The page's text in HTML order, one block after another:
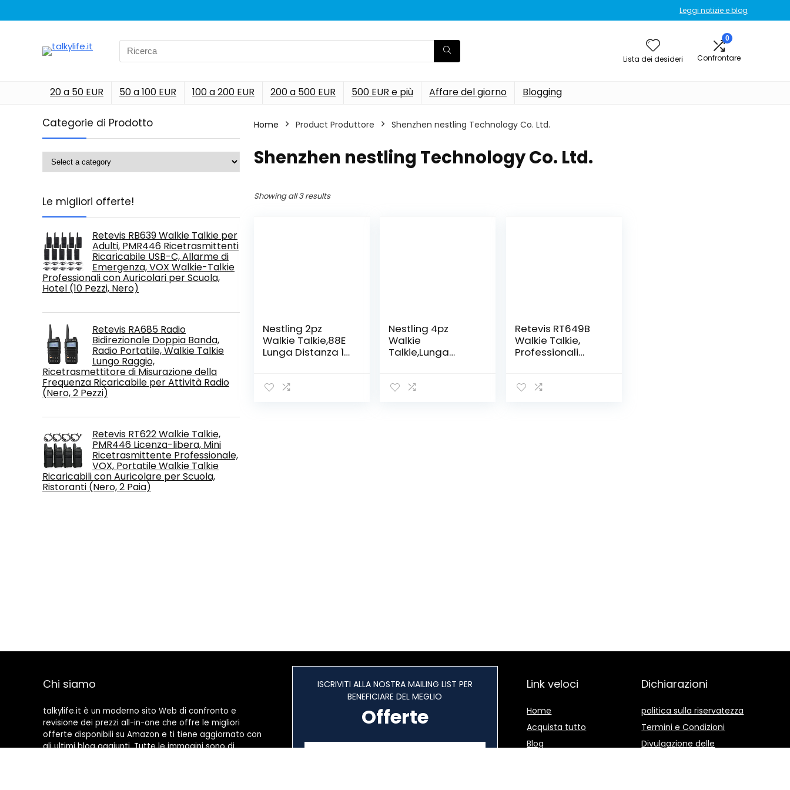
Leggi notizie e blog
Search
for:
Lista dei desideri
0
Confrontare
20 a 50 EUR 50 a 100 EUR 100 a 200 EUR 200 a 500 EUR 500 EUR e più Affare del giorno Blogging
Categorie di Prodotto
Le migliori offerte!
Retevis RB639 Walkie Talkie per
Adulti, PMR446 Ricetrasmittenti
Ricaricabile USB-C, Allarme di
Emergenza, VOX Walkie-Talkie
Professionali con Auricolari per Scuola,
Hotel (10 Pezzi, Nero)
Retevis RA685 Radio
Bidirezionale Doppia Banda,
Radio Portatile, Walkie Talkie
Lungo Raggio,
Ricetrasmettitore di Misurazione della
Frequenza Ricaricabile per Attività Radio
(Nero, 2 Pezzi)
Retevis RT622 Walkie Talkie,
PMR446 Licenza-libera, Mini
Ricetrasmittente Professionale,
VOX, Portatile Walkie Talkie
Ricaricabili con Auricolare per Scuola,
Ristoranti (Nero, 2 Paia)
Home Product Produttore ‎Shenzhen nestling Technology Co. Ltd.
‎Shenzhen nestling Technology Co. Ltd.
Showing all 3 results
Nestling 2pz
Walkie Talkie,88E
Lunga Distanza 16
Ricetrasmettitore
Nestling 4pz
Walkie
Talkie,Lunga
Radio – FM
Retevis RT649B
Walkie Talkie,
Professionali
libera,con
Chi siamo
talkylife.it è un moderno sito Web di confronto e
revisione dei prezzi all-in-one che offre le migliori
offerte disponibili su Amazon e ti tiene aggiornato con
gli ultimi blog aggiunti. Tutte le immagini sono di
ISCRIVITI ALLA NOSTRA MAILING LIST PER
BENEFICIARE DEL MEGLIO
Offerte
Link veloci
Home
Acquista tutto
Blog
Dichiarazioni
politica sulla riservatezza
Termini e Condizioni
Divulgazione delle